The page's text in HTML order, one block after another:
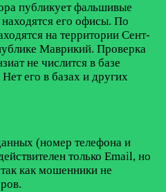
публикует фальшивые
его офисы. По
на территории Сент-
Маврикий. Проверка
не числится в базе
его в базах и других
(номер телефона и
только Email, но
как мошенники не